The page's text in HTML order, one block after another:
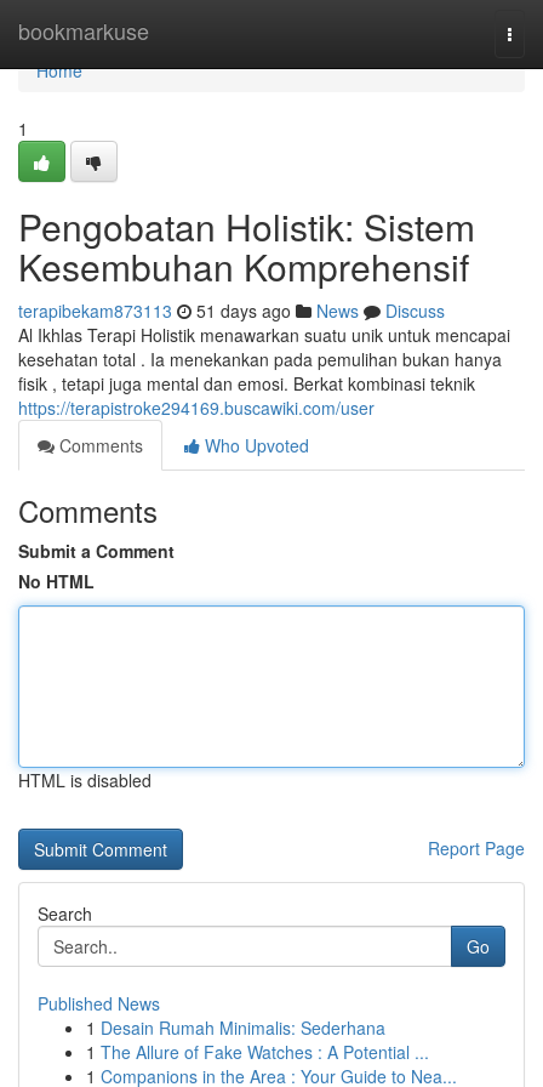
bookmarkuse
Home
Home
1
Pengobatan Holistik: Sistem
Kesembuhan Komprehensif
terapibekam873113 51 days ago News
Discuss
Al Ikhlas Terapi Holistik menawarkan suatu unik untuk mencapai
kesehatan total . Ia menekankan pada pemulihan bukan hanya
fisik , tetapi juga mental dan emosi. Berkat kombinasi teknik
https://terapistroke294169.buscawiki.com/user
Comments
Who Upvoted
Comments
Submit a Comment
No HTML
HTML is disabled
Report Page
Search
Go
Published News
1 Desain Rumah Minimalis: Sederhana
1 The Allure of Fake Watches : A Potential ...
1 Companions in the Area : Your Guide to Nea...